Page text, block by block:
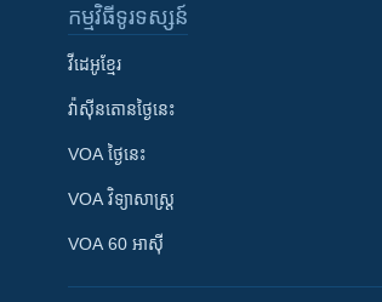
កម្មវិធី​ទូរទស្សន៍
វីដេអូ​ខ្មែរ
វ៉ាស៊ីនតោន​ថ្ងៃ​នេះ
VOA ថ្ងៃនេះ
VOA ​វិទ្យាសាស្ត្រ
VOA 60 អាស៊ី